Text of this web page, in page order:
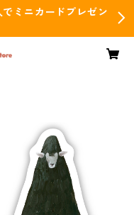
でミニカードプレゼン